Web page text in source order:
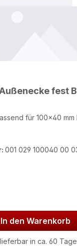
fest
für 100x40 mm
001 029 100040 00
In den Warenkorb
in ca. 60